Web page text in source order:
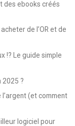
des ebooks créés
de l’OR et de
!? Le guide simple
2025 ?
l’argent (et comment
logiciel pour